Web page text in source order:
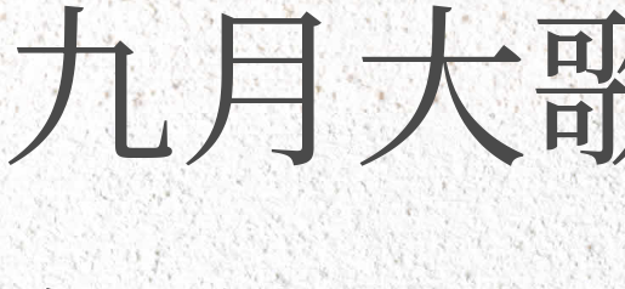
九月大